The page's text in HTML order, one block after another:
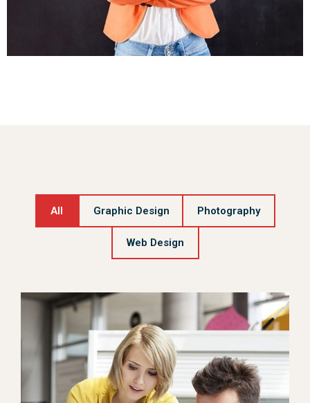
All Graphic Design Photography
Web Design